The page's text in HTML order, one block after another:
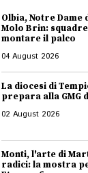
Olbia, Notre
Molo Brin:
montare il palco
04 August 2026
La diocesi di
prepara alla GMG
02 August 2026
Monti, l'arte di
radici: la mostra